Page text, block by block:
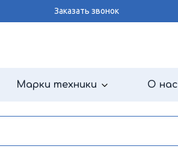
Заказать звонок
Марки техники О нас